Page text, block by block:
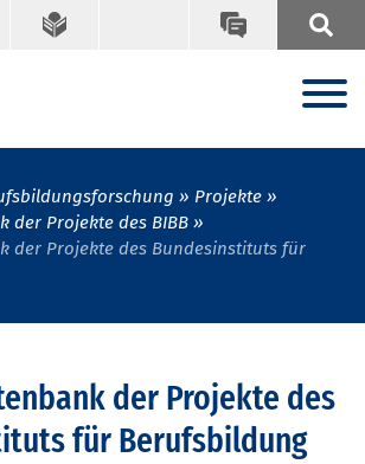
Projekte
der Projekte des BIBB
der Projekte des Bundesinstituts für
der Projekte des
für Berufsbildung